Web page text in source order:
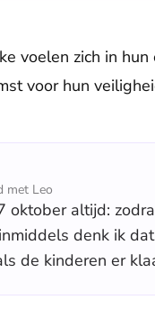
voelen zich in
voor hun
met Leo
oktober altijd:
denk ik
de kinderen er